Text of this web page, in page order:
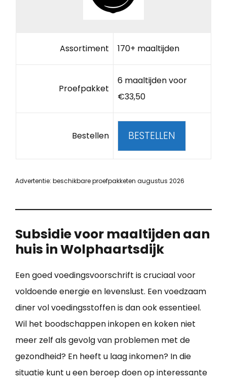
Assortiment 170+ maaltijden
Proefpakket
6 maaltijden voor
€33,50
Bestellen BESTELLEN
Advertentie: beschikbare proefpakketen augustus 2026
Subsidie voor maaltijden aan
huis in Wolphaartsdijk
Een goed voedingsvoorschrift is cruciaal voor
voldoende energie en levenslust. Een voedzaam
diner vol voedingsstoffen is dan ook essentieel.
Wil het boodschappen inkopen en koken niet
meer zelf als gevolg van problemen met de
gezondheid? En heeft u laag inkomen? In die
situatie kunt u een beroep doen op interessante